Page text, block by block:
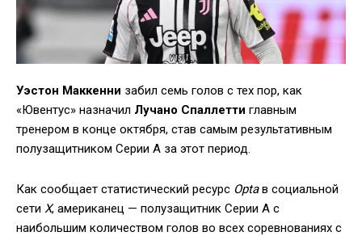
Уэстон Маккенни забил семь голов с тех пор, как
«Ювентус» назначил Лучано Спаллетти главным
тренером в конце октября, став самым результативным
полузащитником Серии А за этот период.
Как сообщает статистический ресурс Optaв социальной
сети X, американец — полузащитник Серии А с
наибольшим количеством голов во всех соревнованиях с